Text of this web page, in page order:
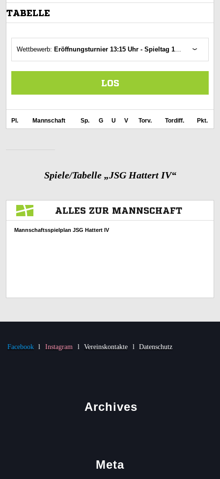
Spiele/Tabelle „JSG Hattert IV“
Facebook l Instagram l Vereinskontakte l Datenschutz
Archives
Meta